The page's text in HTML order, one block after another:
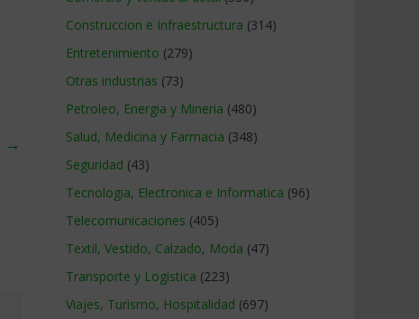
→
Construccion e Infraestructura (314)
Entretenimiento (279)
Otras industrias (73)
Petroleo, Energia y Mineria (480)
Salud, Medicina y Farmacia (348)
Seguridad (43)
Tecnologia, Electronica e Informatica (96)
Telecomunicaciones (405)
Textil, Vestido, Calzado, Moda (47)
Transporte y Logistica (223)
Viajes, Turismo, Hospitalidad (697)